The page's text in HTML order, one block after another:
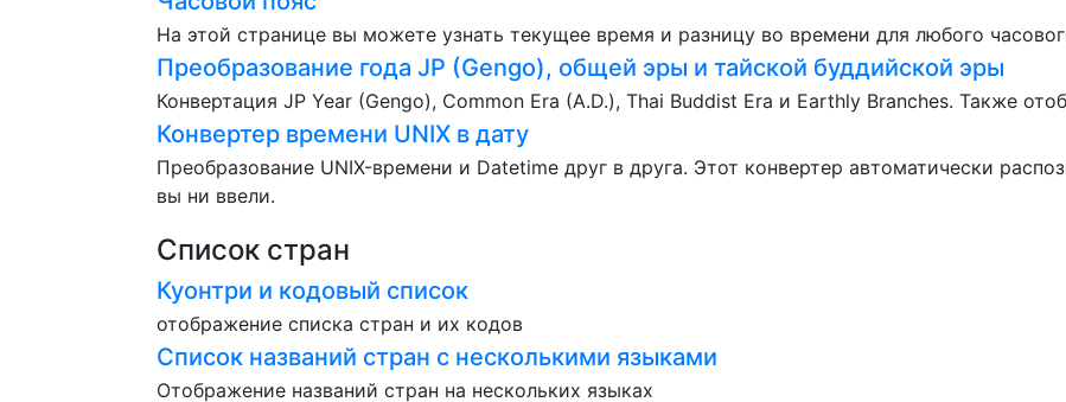
На этой странице вы можете узнать текущее время и разницу во времени для любого
Преобразование года JP (Gengo), общей эры и тайской буддийской эры
Конвертация JP Year (Gengo), Common Era (A.D.), Thai Buddist Era и Earthly Branches. Также
Конвертер времени UNIX в дату
Преобразование UNIX-времени и Datetime друг в друга. Этот конвертер автоматически
вы ни ввели.
Список стран
Куонтри и кодовый список
отображение списка стран и их кодов
Список названий стран с несколькими языками
Отображение названий стран на нескольких языках